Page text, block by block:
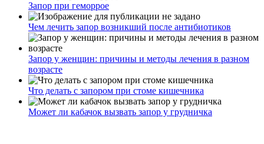
Запор при геморрое
Чем лечить запор возникший после антибиотиков
Запор у женщин: причины и методы лечения в разном
возрасте
Что делать с запором при стоме кишечника
Может ли кабачок вызвать запор у грудничка